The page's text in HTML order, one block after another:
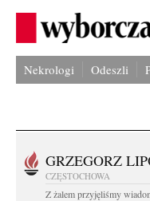
Nekrologi Odeszli
GRZEGORZ
CZĘSTOCHOWA
Z żalem przyjęliśmy